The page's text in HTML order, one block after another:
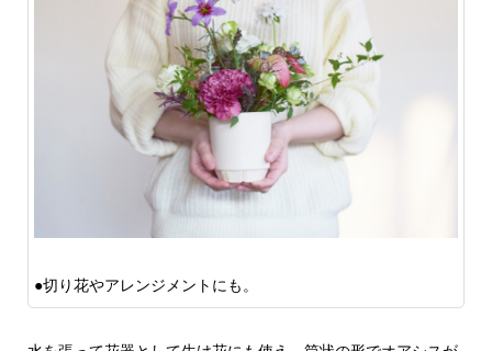
●切り花やアレンジメントにも。